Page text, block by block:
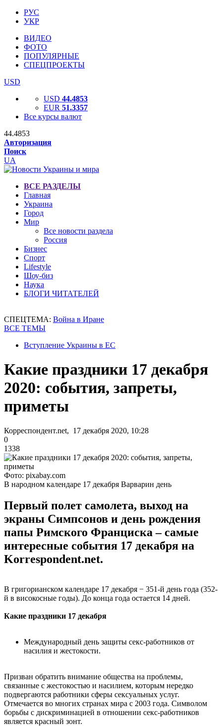
РУС
УКР
ВИДЕО
ФОТО
ПОПУЛЯРНЫЕ
СПЕЦПРОЕКТЫ
USD
USD 44.4853
EUR 51.3357
Все курсы валют
44.4853
Авторизация
Поиск
UA
ВСЕ РАЗДЕЛЫ
Главная
Украина
Город
Мир
Все новости раздела
Россия
Бизнес
Спорт
Lifestyle
Шоу-биз
Наука
БЛОГИ ЧИТАТЕЛЕЙ
СПЕЦТЕМА: Война в Иране
ВСЕ ТЕМЫ
Вступление Украины в ЕС
Какие праздники 17 декабря
2020: события, запреты,
приметы
Корреспондент.net, 17 декабря 2020, 10:28
0
1338
Фото: pixabay.com
В народном календаре 17 декабря Варварин день
Первый полет самолета, выход на
экраны Симпсонов и день рождения
папы Римского Франциска – самые
интересные события 17 декабря на
Korrespondent.net.
В григорианском календаре 17 декабря − 351-й день года (352-
й в високосные годы). До конца года остается 14 дней.
Какие праздники 17 декабря
Международный день защиты секс-работников от
насилия и жестокости.
Призван обратить внимание общества на проблемы,
связанные с жестокостью и насилием, которым нередко
подвергаются работники сферы сексуальных услуг.
Отмечается во многих странах мира с 2003 года. Символом
борьбы с дискриминацией в отношении секс-работников
является красный зонт.